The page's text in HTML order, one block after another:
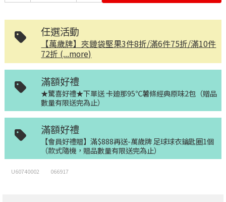
任選活動
【萬歲牌】夾鏈袋堅果3件8折/滿6件75折/滿10件
72折 (...more)
滿額好禮
★驚喜好禮★下單送 卡廸那95℃薯條經典原味2包（贈品
數量有限送完為止）
滿額好禮
【會員好禮贈】滿$888再送-萬歲牌 足球球衣鑰匙圈1個
（款式隨機，贈品數量有限送完為止）
U60740002 066917